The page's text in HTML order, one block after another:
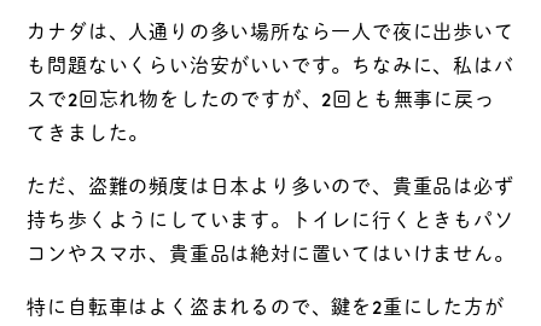
カナダは、人通りの多い場所なら一人で夜に出歩いて
も問題ないくらい治安がいいです。ちなみに、私はバ
スで2回忘れ物をしたのですが、2回とも無事に戻っ
てきました。
ただ、盗難の頻度は日本より多いので、貴重品は必ず
持ち歩くようにしています。トイレに行くときもパソ
コンやスマホ、貴重品は絶対に置いてはいけません。
特に自転車はよく盗まれるので、鍵を2重にした方が